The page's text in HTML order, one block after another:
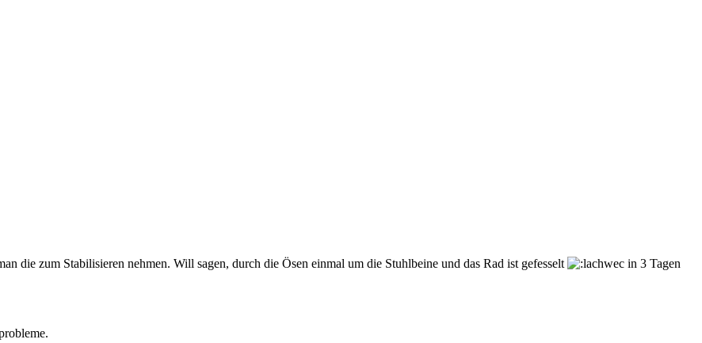
die zum Stabilisieren nehmen. Will sagen, durch die Ösen einmal um die Stuhlbeine und das Rad ist gefesselt
in 3 Tagen